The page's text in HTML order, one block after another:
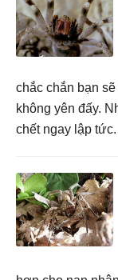
chắc chắn bạn
không yên đấy.
chết ngay lập tức.